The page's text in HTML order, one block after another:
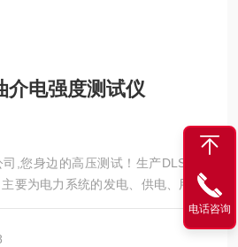
介电强度测试仪
,您身边的高压测试！生产DLSY-3全
要为电力系统的发电、供电、用电部
关的生产企业，提供的高压试验设备
电话咨询